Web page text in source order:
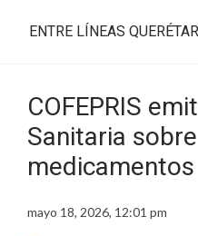
ENTRE LÍNEAS
COFEPRIS
Sanitaria
medicamentos
mayo 18, 2026, 12:01 pm